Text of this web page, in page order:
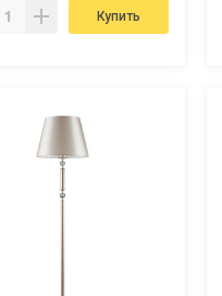
Купить